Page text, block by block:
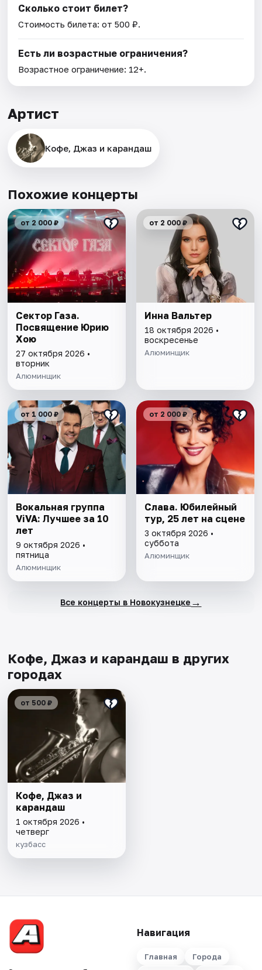
Сколько стоит билет?
Стоимость билета: от 500 ₽.
Есть ли возрастные ограничения?
Возрастное ограничение: 12+.
Артист
Кофе, Джаз и карандаш
Похожие концерты
от 2 000 ₽
Сектор Газа.
Посвящение Юрию
Хою
27 октября 2026 •
вторник
Алюминщик
от 2 000 ₽
Инна Вальтер
18 октября 2026 •
воскресенье
Алюминщик
от 1 000 ₽
Вокальная группа
ViVA: Лучшее за 10
лет
9 октября 2026 •
пятница
Алюминщик
от 2 000 ₽
Слава. Юбилейный
тур, 25 лет на сцене
3 октября 2026 •
суббота
Алюминщик
Все концерты в Новокузнецке →
Кофе, Джаз и карандаш в других
городах
от 500 ₽
Кофе, Джаз и
карандаш
1 октября 2026 •
четверг
кузбасс
Навигация
Главная
Города